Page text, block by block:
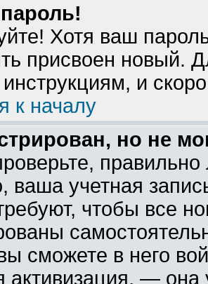
Хотя ваш
присвоен новый.
инструкциям, и
к началу
но не
ваша учетная
чтобы все
сможете в него
активизация, —